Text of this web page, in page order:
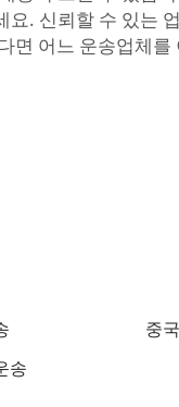
. 신뢰할 수 있는
면 어느 운송업체
중
송